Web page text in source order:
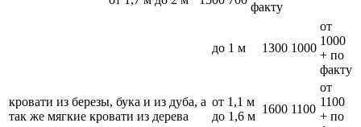
факту
кровати из березы, бука и из дуба, а
так же мягкие кровати из дерева
до 1 м 1300 1000
от
1000
+ по
факту
от 1,1 м
до 1,6 м
1600 1100
от
1100
+ по